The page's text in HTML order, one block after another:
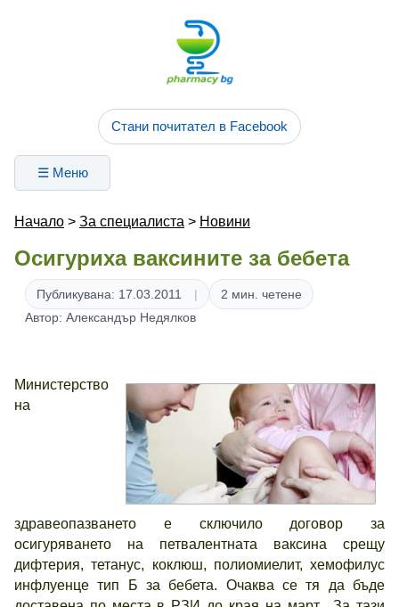
Стани почитател в Facebook
☰ Меню
Начало > За специалиста > Новини
Осигуриха ваксините за бебета
Публикувана: 17.03.2011
2 мин. четене
Автор: Александър Недялков
Министерство
на
здравеопазването е сключило договор за
осигуряването на петвалентната ваксина срещу
дифтерия, тетанус, коклюш, полиомиелит, хемофилус
инфлуенце тип Б за бебета. Очаква се тя да бъде